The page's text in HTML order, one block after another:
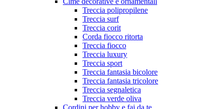
Treccia polipropilene
Treccia surf
Treccia corit
Corda fiocco ritorta
Treccia fiocco
Treccia luxury
Treccia sport
Treccia fantasia bicolore
Treccia fantasia tricolore
Treccia segnaletica
Treccia verde oliva
Cordini per hobby e fai da te